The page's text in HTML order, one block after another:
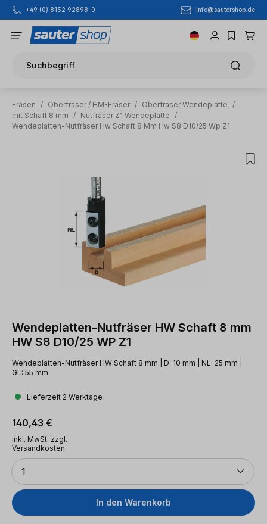
Zum Hauptinhalt springen
+49 (0) 8152 92898-0 info@sautershop.de
Suchbegriff
Fräsen / Oberfräser / HM-Fräser / Oberfräser Wendeplatte
/
mit Schaft 8 mm
/ Nutfräser Z1 Wendeplatte
/
Wendeplatten-Nutfräser Hw Schaft 8 Mm Hw S8 D10/25 Wp Z1
Wendeplatten-Nutfräser HW Schaft 8 mm
HW S8 D10/25 WP Z1
Wendeplatten-Nutfräser HW Schaft 8 mm | D: 10 mm | NL: 25 mm |
GL: 55 mm
Lieferzeit 2 Werktage
Regulärer Preis:
140,43 €
inkl. MwSt. zzgl.
Versandkosten
Anzahl
1
In den Warenkorb